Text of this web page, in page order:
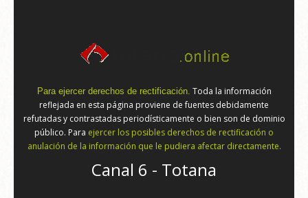
Para ejercer derechos de rectificación. Toda la información
reflejada en esta página proviene de fuentes debidamente
refutadas y contrastadas periodísticamente o bien son de dominio
público. Para ejercer los posibles derechos de rectificación o
anulación de la información que le pudiera afectar directamente.
Canal 6 - Totana